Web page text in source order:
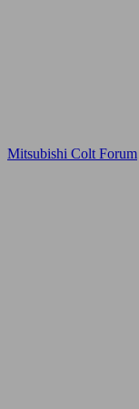
Mitsubishi Colt Forum